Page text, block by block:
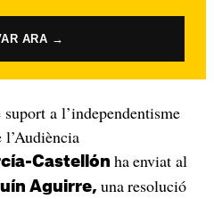
ARA →
a l’independentisme
Castellón haenviat al
Aguirre, unaresolució